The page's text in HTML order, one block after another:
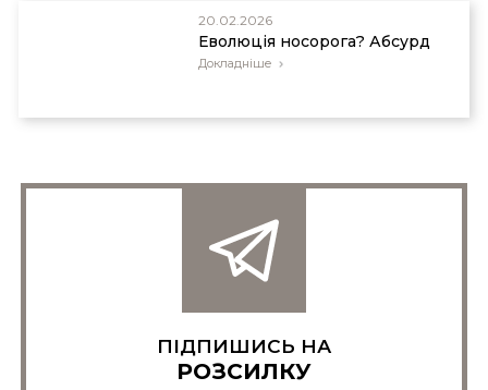
20.02.2026
Еволюція носорога? Абсурд
Докладніше
ПІДПИШИСЬ НА
РОЗСИЛКУ